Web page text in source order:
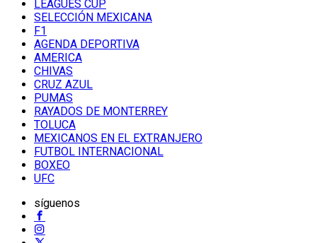
LEAGUES CUP
SELECCIÓN MEXICANA
F1
AGENDA DEPORTIVA
AMERICA
CHIVAS
CRUZ AZUL
PUMAS
RAYADOS DE MONTERREY
TOLUCA
MEXICANOS EN EL EXTRANJERO
FUTBOL INTERNACIONAL
BOXEO
UFC
síguenos